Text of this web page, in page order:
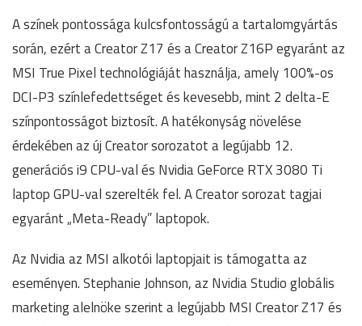
A színek pontossága kulcsfontosságú a tartalomgyártás
során, ezért a Creator Z17 és a Creator Z16P egyaránt az
MSI True Pixel technológiáját használja, amely 100%-os
DCI-P3 színlefedettséget és kevesebb, mint 2 delta-E
színpontosságot biztosít. A hatékonyság növelése
érdekében az új Creator sorozatot a legújabb 12.
generációs i9 CPU-val és Nvidia GeForce RTX 3080 Ti
laptop GPU-val szerelték fel. A Creator sorozat tagjai
egyaránt „Meta-Ready” laptopok.
Az Nvidia az MSI alkotói laptopjait is támogatta az
eseményen. Stephanie Johnson, az Nvidia Studio globális
marketing alelnöke szerint a legújabb MSI Creator Z17 és